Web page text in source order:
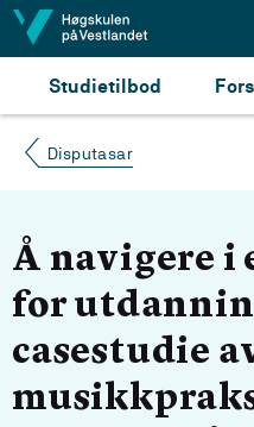
Hopp til innhald
Studietilbod
Disputasar
Å navigere i
for
casestudie